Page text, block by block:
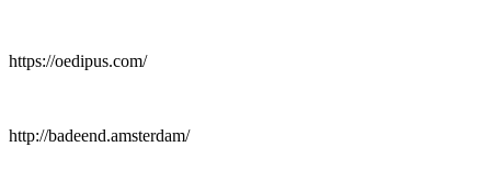
https://oedipus.com/
http://badeend.amsterdam/